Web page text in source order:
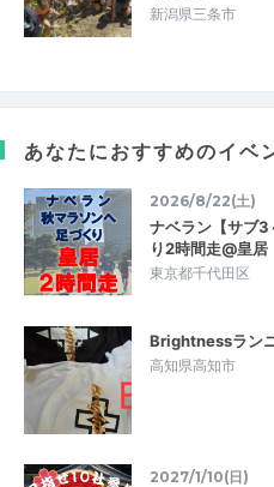
新潟県三条市
あなたにおすすめのイベ
2026/8/22(土)
ナベラン【サブ3
り2時間走@皇居
東京都千代田区
Brightnessラン
高知県高知市
2027/1/10(日)